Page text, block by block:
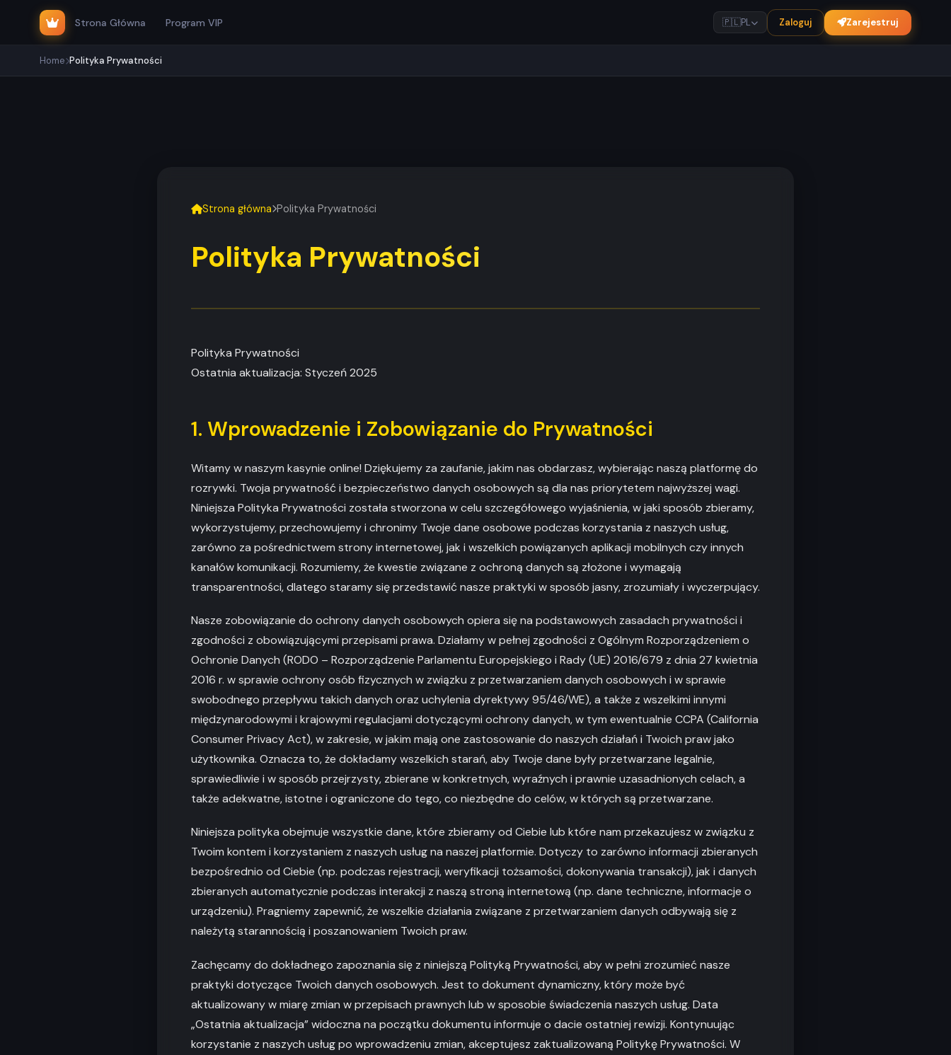
Strona Główna Program VIP 🇵🇱PL Zaloguj Zarejestruj
Home Polityka Prywatności
Strona główna Polityka Prywatności
Polityka Prywatności
Polityka Prywatności
Ostatnia aktualizacja: Styczeń 2025
1. Wprowadzenie i Zobowiązanie do Prywatności
Witamy w naszym kasynie online! Dziękujemy za zaufanie, jakim nas obdarzasz, wybierając naszą platformę do
rozrywki. Twoja prywatność i bezpieczeństwo danych osobowych są dla nas priorytetem najwyższej wagi.
Niniejsza Polityka Prywatności została stworzona w celu szczegółowego wyjaśnienia, w jaki sposób zbieramy,
wykorzystujemy, przechowujemy i chronimy Twoje dane osobowe podczas korzystania z naszych usług,
zarówno za pośrednictwem strony internetowej, jak i wszelkich powiązanych aplikacji mobilnych czy innych
kanałów komunikacji. Rozumiemy, że kwestie związane z ochroną danych są złożone i wymagają
transparentności, dlatego staramy się przedstawić nasze praktyki w sposób jasny, zrozumiały i wyczerpujący.
Nasze zobowiązanie do ochrony danych osobowych opiera się na podstawowych zasadach prywatności i
zgodności z obowiązującymi przepisami prawa. Działamy w pełnej zgodności z Ogólnym Rozporządzeniem o
Ochronie Danych (RODO – Rozporządzenie Parlamentu Europejskiego i Rady (UE) 2016/679 z dnia 27 kwietnia
2016 r. w sprawie ochrony osób fizycznych w związku z przetwarzaniem danych osobowych i w sprawie
swobodnego przepływu takich danych oraz uchylenia dyrektywy 95/46/WE), a także z wszelkimi innymi
międzynarodowymi i krajowymi regulacjami dotyczącymi ochrony danych, w tym ewentualnie CCPA (California
Consumer Privacy Act), w zakresie, w jakim mają one zastosowanie do naszych działań i Twoich praw jako
użytkownika. Oznacza to, że dokładamy wszelkich starań, aby Twoje dane były przetwarzane legalnie,
sprawiedliwie i w sposób przejrzysty, zbierane w konkretnych, wyraźnych i prawnie uzasadnionych celach, a
także adekwatne, istotne i ograniczone do tego, co niezbędne do celów, w których są przetwarzane.
Niniejsza polityka obejmuje wszystkie dane, które zbieramy od Ciebie lub które nam przekazujesz w związku z
Twoim kontem i korzystaniem z naszych usług na naszej platformie. Dotyczy to zarówno informacji zbieranych
bezpośrednio od Ciebie (np. podczas rejestracji, weryfikacji tożsamości, dokonywania transakcji), jak i danych
zbieranych automatycznie podczas interakcji z naszą stroną internetową (np. dane techniczne, informacje o
urządzeniu). Pragniemy zapewnić, że wszelkie działania związane z przetwarzaniem danych odbywają się z
należytą starannością i poszanowaniem Twoich praw.
Zachęcamy do dokładnego zapoznania się z niniejszą Polityką Prywatności, aby w pełni zrozumieć nasze
praktyki dotyczące Twoich danych osobowych. Jest to dokument dynamiczny, który może być
aktualizowany w miarę zmian w przepisach prawnych lub w sposobie świadczenia naszych usług. Data
„Ostatnia aktualizacja” widoczna na początku dokumentu informuje o dacie ostatniej rewizji. Kontynuując
korzystanie z naszych usług po wprowadzeniu zmian, akceptujesz zaktualizowaną Politykę Prywatności. W